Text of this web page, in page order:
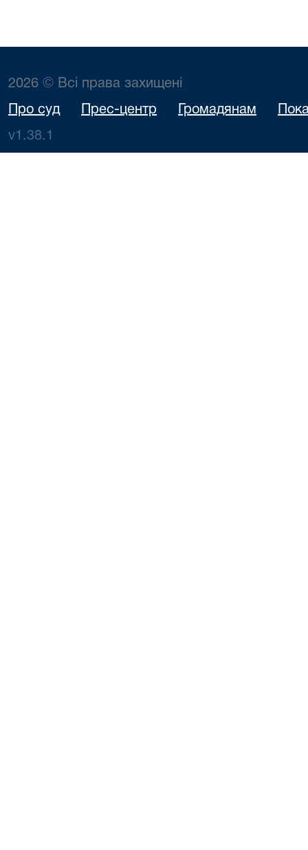
2026 © Всі права захищені
Про суд Прес-центр Громадянам
v1.38.1